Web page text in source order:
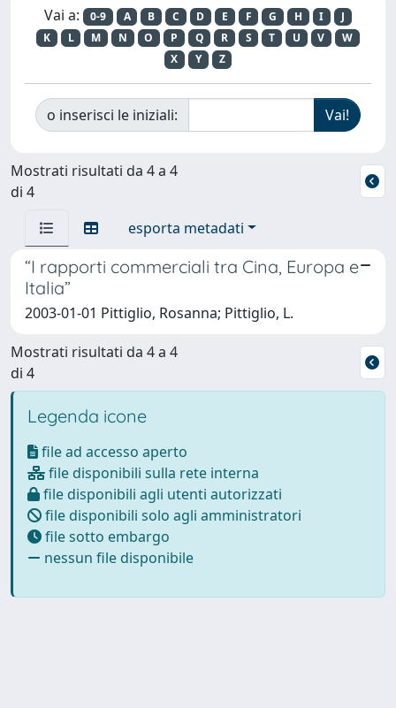
Vai a: 0-9 A B C D E F G H I
J
K
L M N O P Q R S T U V
W
X
Y Z
o inserisci le iniziali:
Mostrati risultati da 4 a 4
di 4
esporta metadati
“I rapporti commerciali tra Cina, Europa e
Italia”
2003-01-01 Pittiglio, Rosanna; Pittiglio, L.
Mostrati risultati da 4 a 4
di 4
Legenda icone
file ad accesso aperto
file disponibili sulla rete interna
file disponibili agli utenti autorizzati
file disponibili solo agli amministratori
file sotto embargo
nessun file disponibile